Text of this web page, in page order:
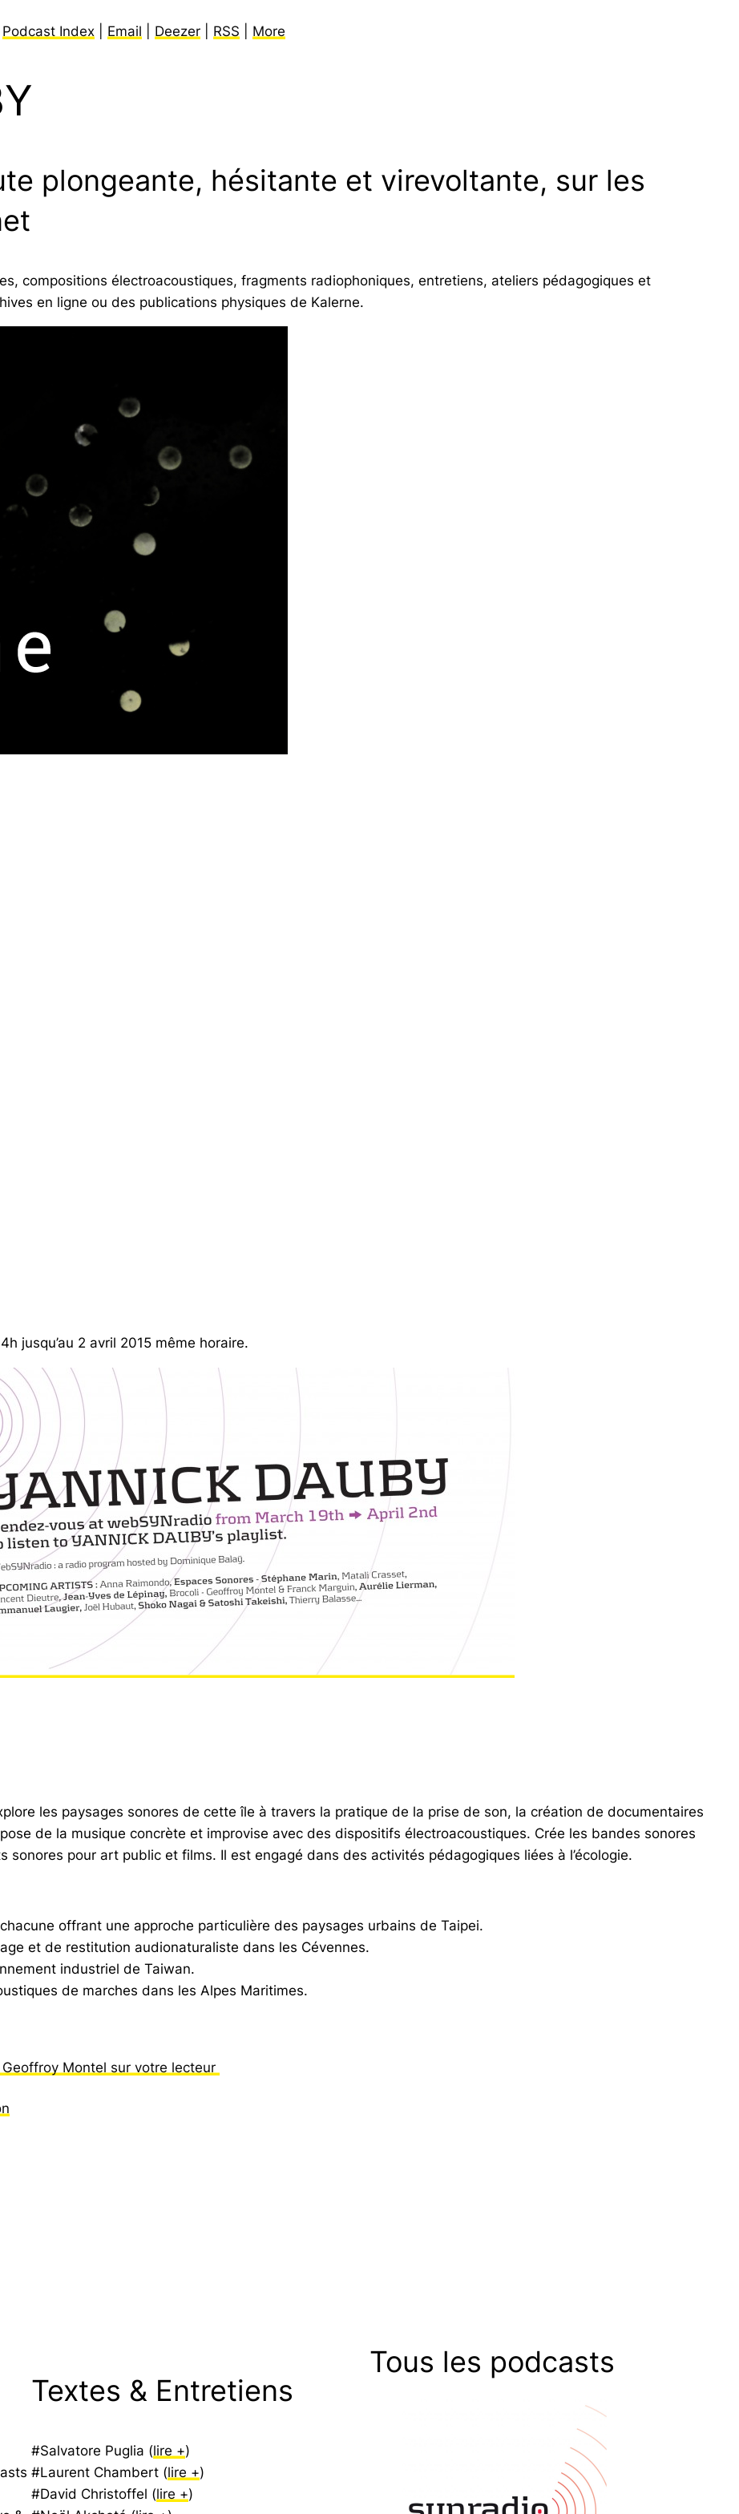
Podcast Index Email Deezer RSS More
plongeante, hésitante et virevoltante, sur les
compositions électroacoustiques, fragments radiophoniques, entretiens, ateliers pédagogiques et
en ligne ou des publications physiques de Kalerne.
jusqu’au 2 avril 2015 même horaire.
les paysages sonores de cette île à travers la pratique de la prise de son, la création de documentaires
de la musique concrète et improvise avec des dispositifs électroacoustiques. Crée les bandes sonores
pour art public et films. Il est engagé dans des activités pédagogiques liées à l’écologie.
offrant une approche particulière des paysages urbains de Taipei.
et de restitution audionaturaliste dans les Cévennes.
industriel de Taiwan.
de marches dans les Alpes Maritimes.
Montel sur votre lecteur
Textes & Entretiens
#Salvatore Puglia (lire +)
#Laurent Chambert (lire +)
#David Christoffel (lire +)
Tous les podcasts